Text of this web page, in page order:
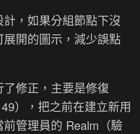
，如果分組節點下沒
開的圖示，減少誤點
修正，主要是修復
），把之前在建立新用
管理員的 Realm（驗